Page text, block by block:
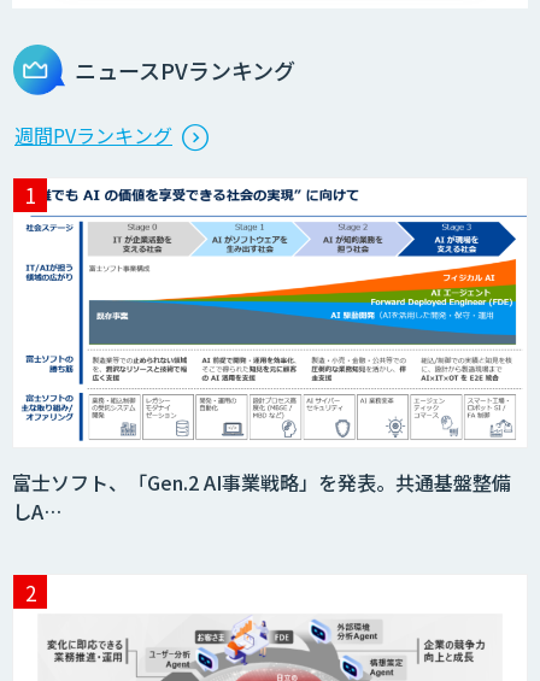
ニュースPVランキング
週間PVランキング
富士ソフト、「Gen.2 AI事業戦略」を発表。共通基盤整備
しA…